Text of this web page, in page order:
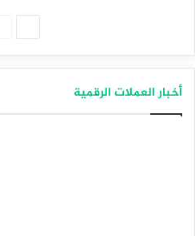
أخبار العملات الرقمية